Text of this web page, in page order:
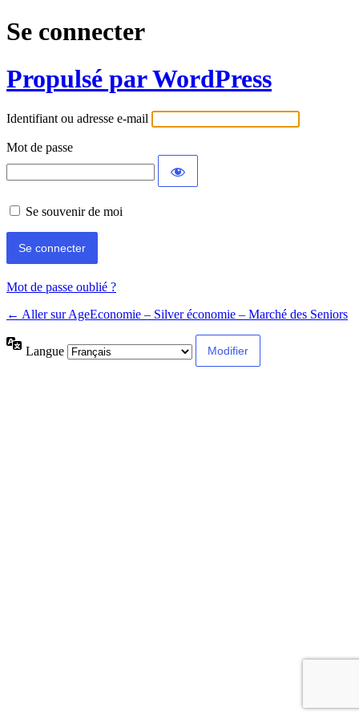
Se connecter
Propulsé par WordPress
Identifiant ou adresse e-mail
Mot de passe
Se souvenir de moi
Mot de passe oublié ?
← Aller sur AgeEconomie – Silver économie – Marché des Seniors
Langue